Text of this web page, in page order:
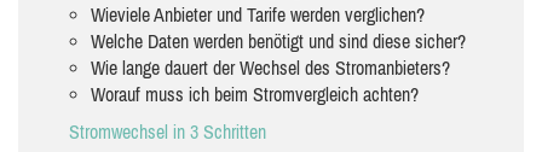
Wieviele Anbieter und Tarife werden verglichen?
Welche Daten werden benötigt und sind diese sicher?
Wie lange dauert der Wechsel des Stromanbieters?
Worauf muss ich beim Stromvergleich achten?
Stromwechsel in 3 Schritten